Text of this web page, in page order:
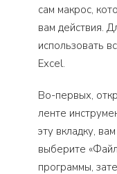
сам макрос,
вам действия.
использовать
Excel.
Во-первых,
ленте
эту вкладку,
выберите
программы,